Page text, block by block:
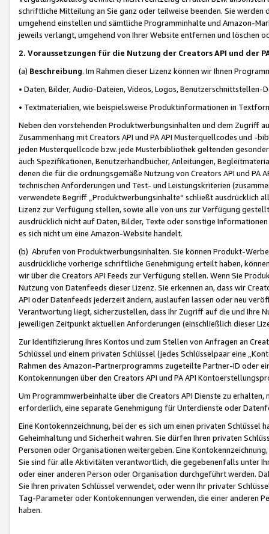
schriftliche Mitteilung an Sie ganz oder teilweise beenden. Sie werden
umgehend einstellen und sämtliche Programminhalte und Amazon-
jeweils verlangt, umgehend von Ihrer Website entfernen und löschen
2. Voraussetzungen für die Nutzung der Creators API und der
(a) Beschreibung. Im Rahmen dieser Lizenz können wir Ihnen
• Daten, Bilder, Audio-Dateien, Videos, Logos, Benutzerschnittstellen-
• Textmaterialien, wie beispielsweise Produktinformationen in
Neben den vorstehenden Produktwerbungsinhalten und dem Zugriff
Zusammenhang mit Creators API und PA API Musterquellcodes und
jeden Musterquellcode bzw. jede Musterbibliothek geltenden
auch Spezifikationen, Benutzerhandbücher, Anleitungen,
denen die für die ordnungsgemäße Nutzung von Creators API und PA
technischen Anforderungen und Test- und Leistungskriterien
verwendete Begriff „Produktwerbungsinhalte“ schließt ausdrücklich
Lizenz zur Verfügung stellen, sowie alle von uns zur Verfügung
ausdrücklich nicht auf Daten, Bilder, Texte oder sonstige
es sich nicht um eine Amazon-Website handelt.
(b) Abrufen von Produktwerbungsinhalten. Sie können Produkt-
ausdrückliche vorherige schriftliche Genehmigung erteilt haben,
wir über die Creators API Feeds zur Verfügung stellen. Wenn Sie
Nutzung von Datenfeeds dieser Lizenz. Sie erkennen an, dass wir
API oder Datenfeeds jederzeit ändern, auslaufen lassen oder neu
Verantwortung liegt, sicherzustellen, dass Ihr Zugriff auf die und Ihre
jeweiligen Zeitpunkt aktuellen Anforderungen (einschließlich dieser
Zur Identifizierung Ihres Kontos und zum Stellen von Anfragen an
Schlüssel und einem privaten Schlüssel (jedes Schlüsselpaar eine
Rahmen des Amazon-Partnerprogramms zugeteilte Partner-ID oder
Kontokennungen über den Creators API und PA API
Um Programmwerbeinhalte über die Creators API Dienste zu
erforderlich, eine separate Genehmigung für Unterdienste oder
Eine Kontokennzeichnung, bei der es sich um einen privaten
Geheimhaltung und Sicherheit wahren. Sie dürfen Ihren privaten
Personen oder Organisationen weitergeben. Eine
Sie sind für alle Aktivitäten verantwortlich, die gegebenenfalls unter
oder einer anderen Person oder Organisation durchgeführt werden.
Sie Ihren privaten Schlüssel verwendet, oder wenn Ihr privater
Tag-Parameter oder Kontokennungen verwenden, die einer anderen
haben.